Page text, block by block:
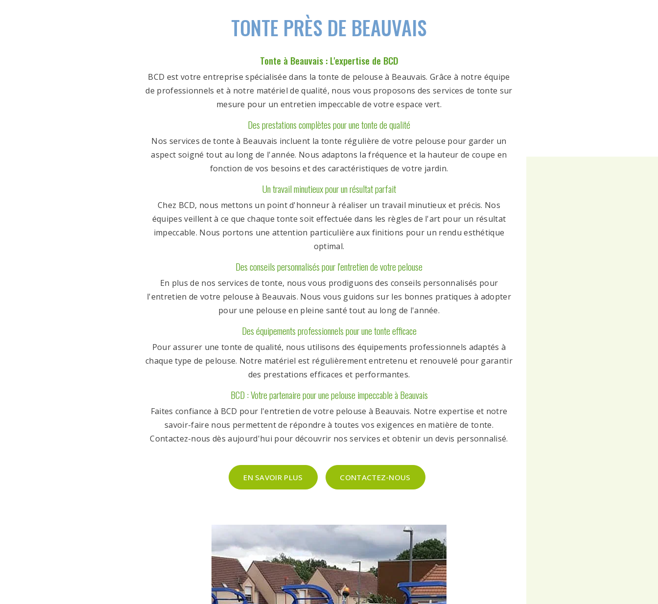
TONTE PRÈS DE BEAUVAIS
Tonte à Beauvais : L'expertise de BCD
BCD est votre entreprise spécialisée dans la tonte de pelouse à Beauvais. Grâce à notre équipe
de professionnels et à notre matériel de qualité, nous vous proposons des services de tonte sur
mesure pour un entretien impeccable de votre espace vert.
Des prestations complètes pour une tonte de qualité
Nos services de tonte à Beauvais incluent la tonte régulière de votre pelouse pour garder un
aspect soigné tout au long de l'année. Nous adaptons la fréquence et la hauteur de coupe en
fonction de vos besoins et des caractéristiques de votre jardin.
Un travail minutieux pour un résultat parfait
Chez BCD, nous mettons un point d'honneur à réaliser un travail minutieux et précis. Nos
équipes veillent à ce que chaque tonte soit effectuée dans les règles de l'art pour un résultat
impeccable. Nous portons une attention particulière aux finitions pour un rendu esthétique
optimal.
Des conseils personnalisés pour l'entretien de votre pelouse
En plus de nos services de tonte, nous vous prodiguons des conseils personnalisés pour
l'entretien de votre pelouse à Beauvais. Nous vous guidons sur les bonnes pratiques à adopter
pour une pelouse en pleine santé tout au long de l'année.
Des équipements professionnels pour une tonte efficace
Pour assurer une tonte de qualité, nous utilisons des équipements professionnels adaptés à
chaque type de pelouse. Notre matériel est régulièrement entretenu et renouvelé pour garantir
des prestations efficaces et performantes.
BCD : Votre partenaire pour une pelouse impeccable à Beauvais
Faites confiance à BCD pour l'entretien de votre pelouse à Beauvais. Notre expertise et notre
savoir-faire nous permettent de répondre à toutes vos exigences en matière de tonte.
Contactez-nous dès aujourd'hui pour découvrir nos services et obtenir un devis personnalisé.
EN SAVOIR PLUS CONTACTEZ-NOUS